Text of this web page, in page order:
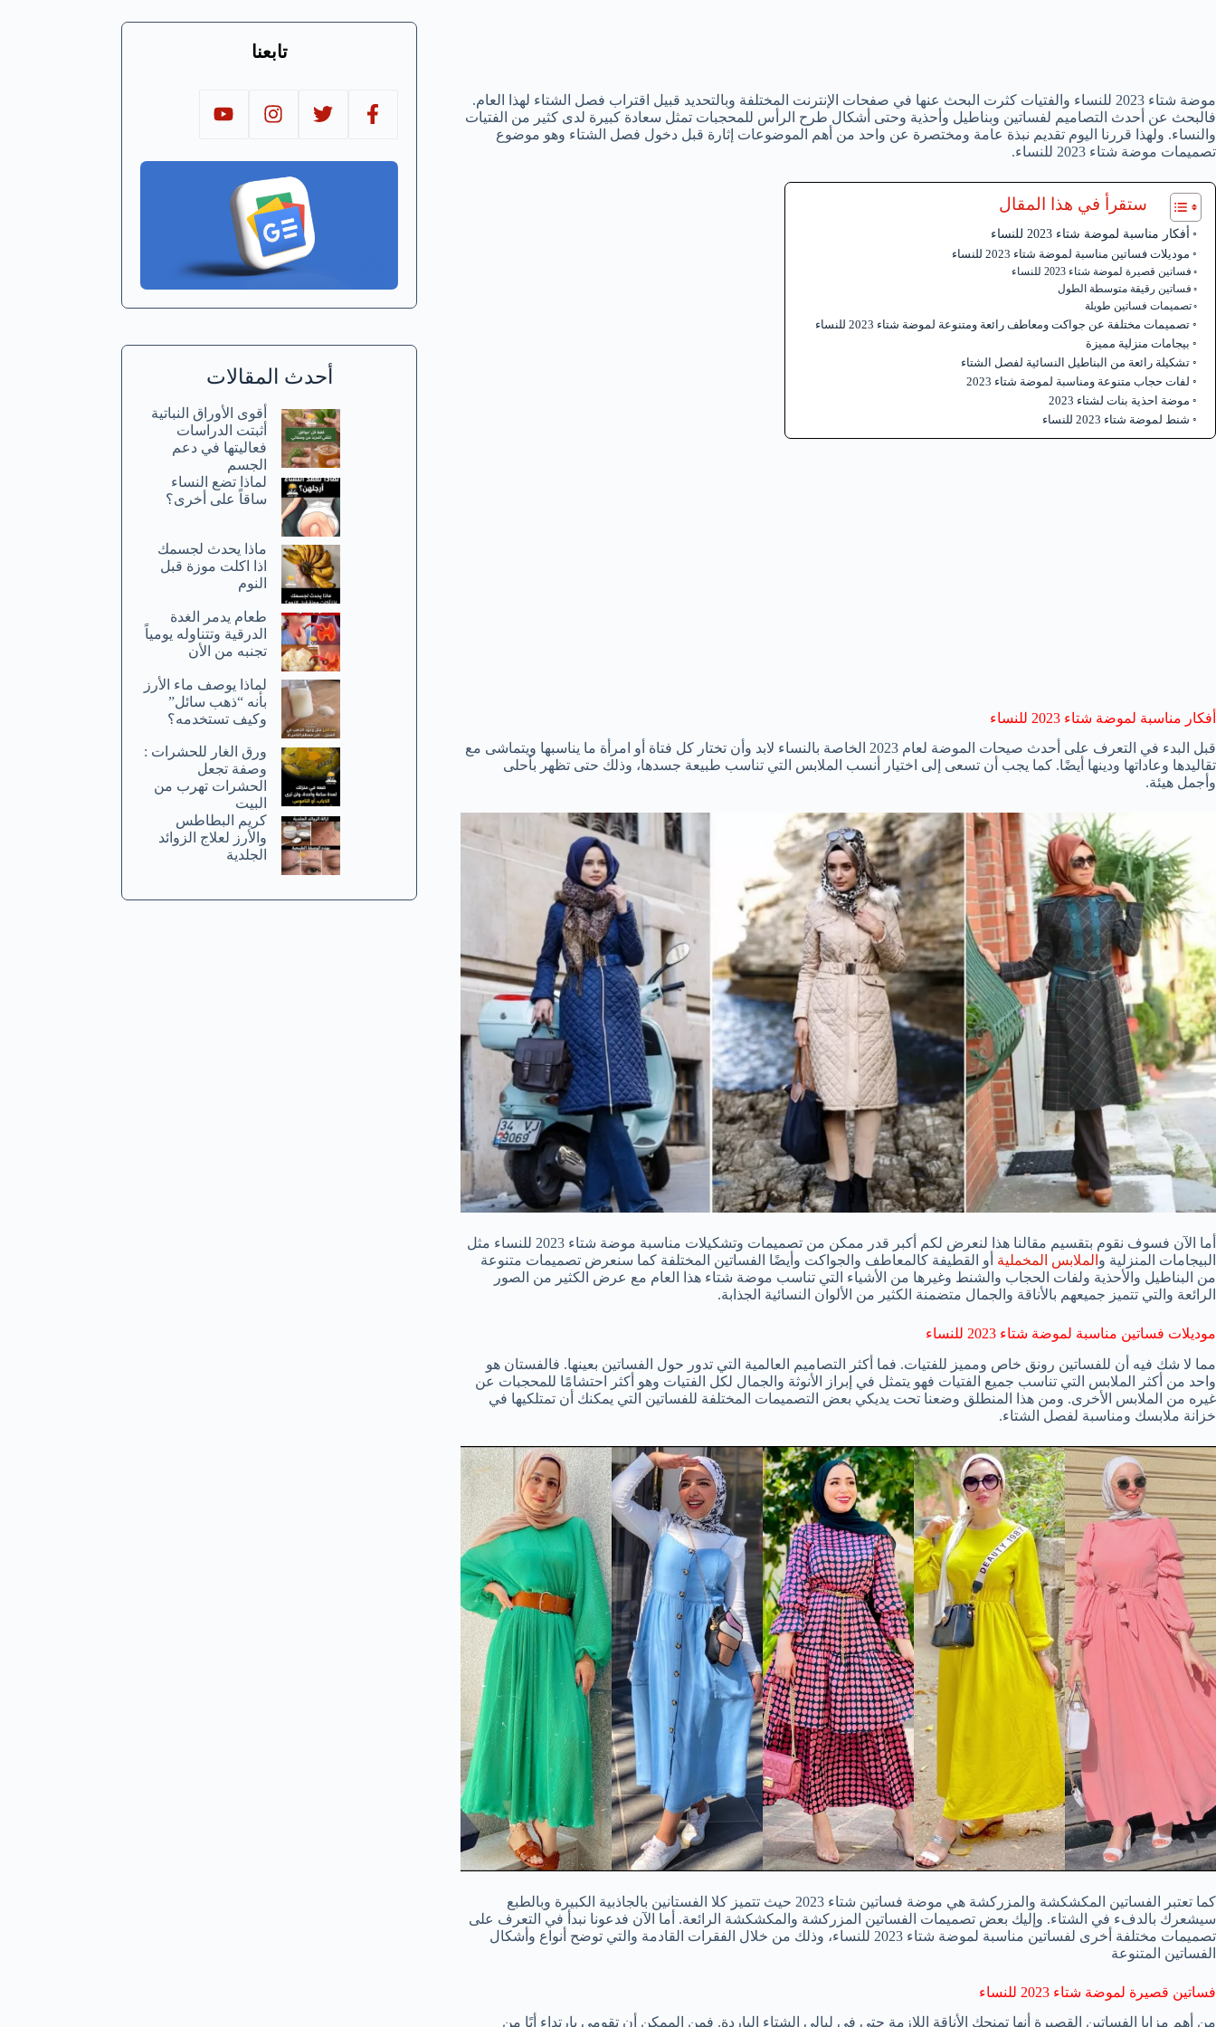
موضة شتاء 2023 للنساء والفتيات كثرت البحث عنها في صفحات الإنترنت المختلفة وبالتحديد قبيل اقتراب فصل الشتاء لهذا العام.
فالبحث عن أحدث التصاميم لفساتين وبناطيل وأحذية وحتى أشكال طرح الرأس للمحجبات تمثل سعادة كبيرة لدى كثير من الفتيات
والنساء. ولهذا قررنا اليوم تقديم نبذة عامة ومختصرة عن واحد من أهم الموضوعات إثارة قبل دخول فصل الشتاء وهو موضوع
تصميمات موضة شتاء 2023 للنساء.
ستقرأ في هذا المقال
أفكار مناسبة لموضة شتاء 2023 للنساء
موديلات فساتين مناسبة لموضة شتاء 2023 للنساء
فساتين قصيرة لموضة شتاء 2023 للنساء
فساتين رقيقة متوسطة الطول
تصميمات فساتين طويلة
تصميمات مختلفة عن جواكت ومعاطف رائعة ومتنوعة لموضة شتاء 2023 للنساء
بيجامات منزلية مميزة
تشكيلة رائعة من البناطيل النسائية لفصل الشتاء
لفات حجاب متنوعة ومناسبة لموضة شتاء 2023
موضة احذية بنات لشتاء 2023
شنط لموضة شتاء 2023 للنساء
أفكار مناسبة لموضة شتاء 2023 للنساء
قبل البدء في التعرف على أحدث صيحات الموضة لعام 2023 الخاصة بالنساء لابد وأن تختار كل فتاة أو امرأة ما يناسبها ويتماشى مع
تقاليدها وعاداتها ودينها أيضًا. كما يجب أن تسعى إلى اختيار أنسب الملابس التي تناسب طبيعة جسدها، وذلك حتى تظهر بأحلى
وأجمل هيئة.
أما الآن فسوف نقوم بتقسيم مقالنا هذا لنعرض لكم أكبر قدر ممكن من تصميمات وتشكيلات مناسبة موضة شتاء 2023 للنساء مثل
البيجامات المنزلية و الملابس المخملية أو القطيفة كالمعاطف والجواكت وأيضًا الفساتين المختلفة كما سنعرض تصميمات متنوعة
من البناطيل والأحذية ولفات الحجاب والشنط وغيرها من الأشياء التي تناسب موضة شتاء هذا العام مع عرض الكثير من الصور
الرائعة والتي تتميز جميعهم بالأناقة والجمال متضمنة الكثير من الألوان النسائية الجذابة.
موديلات فساتين مناسبة لموضة شتاء 2023 للنساء
مما لا شك فيه أن للفساتين رونق خاص ومميز للفتيات. فما أكثر التصاميم العالمية التي تدور حول الفساتين بعينها. فالفستان هو
واحد من أكثر الملابس التي تناسب جميع الفتيات فهو يتمثل في إبراز الأنوثة والجمال لكل الفتيات وهو أكثر احتشامًا للمحجبات عن
غيره من الملابس الأخرى. ومن هذا المنطلق وضعنا تحت يديكي بعض التصميمات المختلفة للفساتين التي يمكنك أن تمتلكيها في
خزانة ملابسك ومناسبة لفصل الشتاء.
كما تعتبر الفساتين المكشكشة والمزركشة هي موضة فساتين شتاء 2023 حيث تتميز كلا الفستانين بالجاذبية الكبيرة وبالطبع
سيشعرك بالدفء في الشتاء. وإليك بعض تصميمات الفساتين المزركشة والمكشكشة الرائعة. أما الآن فدعونا نبدأ في التعرف على
تصميمات مختلفة أخرى لفساتين مناسبة لموضة شتاء 2023 للنساء، وذلك من خلال الفقرات القادمة والتي توضح أنواع وأشكال
الفساتين المتنوعة
فساتين قصيرة لموضة شتاء 2023 للنساء
من أهم مزايا الفساتين القصيرة أنها تمنحكِ الأناقة اللازمة حتى في ليالي الشتاء الباردة. فمن الممكن أن تقومي بارتداء أيًا من
تابعنا
أحدث المقالات
أقوى الأوراق النباتية
أثبتت الدراسات
فعاليتها في دعم
الجسم
لماذا تضع النساء
ساقاً على أخرى؟
ماذا يحدث لجسمك
اذا اكلت موزة قبل
النوم
طعام يدمر الغدة
الدرقية وتتناوله يومياً
تجنبه من الأن
لماذا يوصف ماء الأرز
بأنه “ذهب سائل”
وكيف تستخدمه؟
ورق الغار للحشرات :
وصفة تجعل
الحشرات تهرب من
البيت
كريم البطاطس
والأرز لعلاج الزوائد
الجلدية